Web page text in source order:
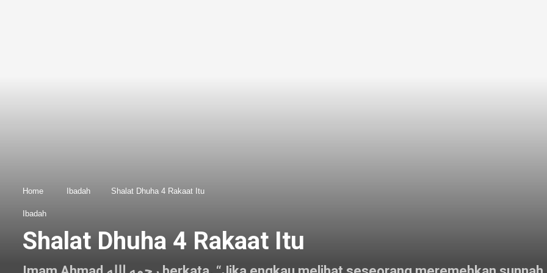
Home Ibadah Shalat Dhuha 4 Rakaat Itu
Ibadah
Shalat Dhuha 4 Rakaat Itu